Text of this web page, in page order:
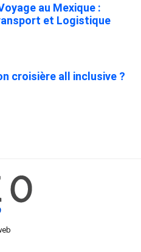
au Mexique :
et Logistique
croisière all inclusive ?